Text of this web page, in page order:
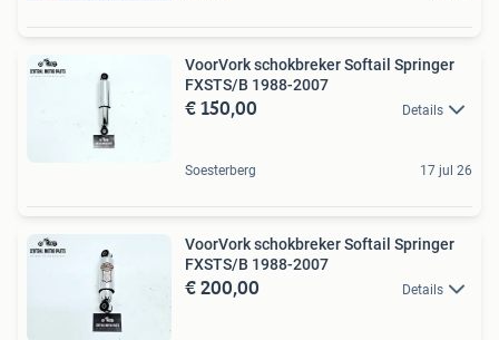
VoorVork schokbreker Softail Springer
FXSTS/B 1988-2007
€ 150,00 Details
Soesterberg 17 jul 26
VoorVork schokbreker Softail Springer
FXSTS/B 1988-2007
€ 200,00 Details